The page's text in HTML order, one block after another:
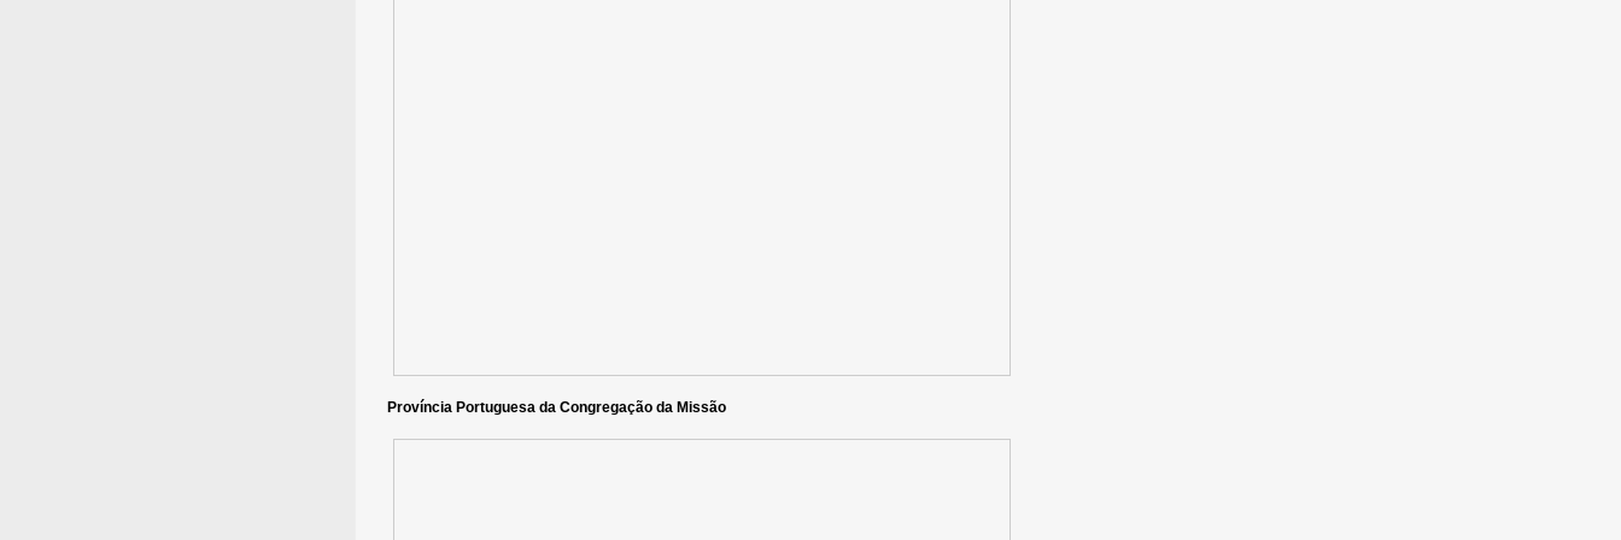
Província Portuguesa da Congregação da Missão